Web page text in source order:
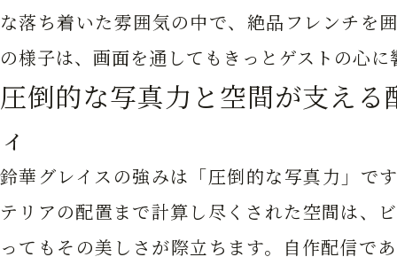
な落ち着いた雰囲気の中で、絶品フレンチを
の様子は、画面を通してもきっとゲストの心
圧倒的な写真力と空間が支える
ィ
鈴華グレイスの強みは「圧倒的な写真力」で
テリアの配置まで計算し尽くされた空間は、
ってもその美しさが際立ちます。自作配信で